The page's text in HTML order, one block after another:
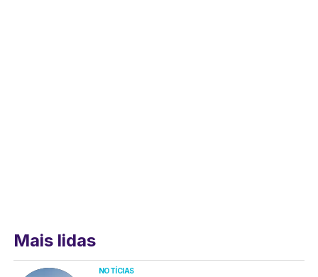
Mais lidas
NOTÍCIAS